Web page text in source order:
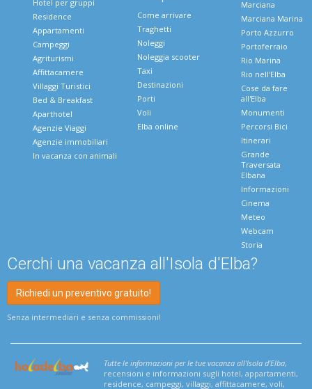
Hotel per gruppi
Residence
Appartamenti
Campeggi
Agriturismi
Affittacamere
Villaggi Turistici
Bed & Breakfast
Aparthotel
Agenzie Viaggi
Agenzie immobiliari
In vacanza con animali
Come arrivare
Traghetti
Noleggi
Noleggia scooter
Taxi
Destinazioni
Porti
Voli
Elba online
Marciana
Marciana Marina
Porto Azzurro
Portoferraio
Rio Marina
Rio nell'Elba
Cose da fare
all'Elba
Monumenti
Percorsi Bici
Itinerari
Grande
Traversata
Elbana
Informazioni
Cinema
Meteo
Webcam
Storia
Cerchi una vacanza all'Isola d'Elba?
Richiedi un preventivo gratuito!
Senza intermediari e senza commissioni!
Tutte le informazioni per le tue vacanza all'Isola d'Elba,
recensioni e informazioni sugli hotel, appartamenti,
residence, campeggi, villaggi, affittacamere, voli,